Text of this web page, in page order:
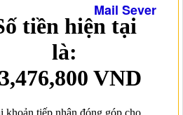
Mail Sever